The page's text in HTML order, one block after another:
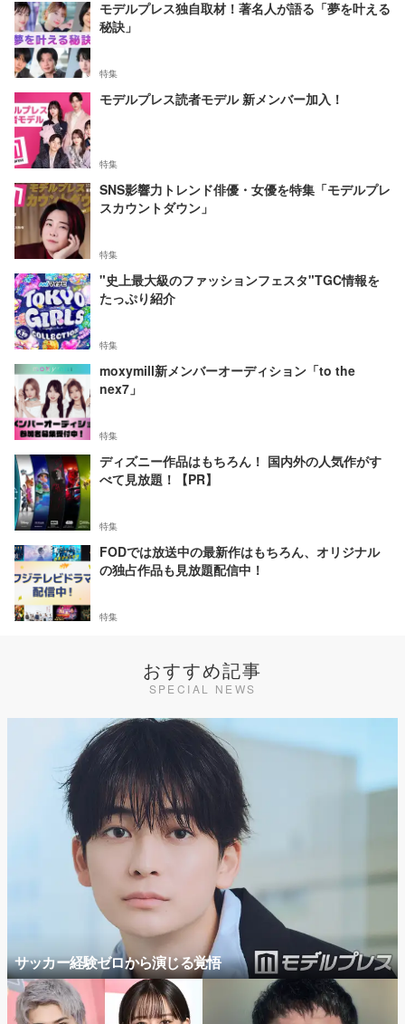
モデルプレス独自取材！著名人が語る「夢を叶える
秘訣」
特集
モデルプレス読者モデル 新メンバー加入！
特集
SNS影響力トレンド俳優・女優を特集「モデルプレ
スカウントダウン」
特集
"史上最大級のファッションフェスタ"TGC情報を
たっぷり紹介
特集
moxymill新メンバーオーディション「to the
nex7」
特集
ディズニー作品はもちろん！ 国内外の人気作がす
べて見放題！【PR】
特集
FODでは放送中の最新作はもちろん、オリジナル
の独占作品も見放題配信中！
特集
おすすめ記事
SPECIAL NEWS
サッカー経験ゼロから演じる覚悟